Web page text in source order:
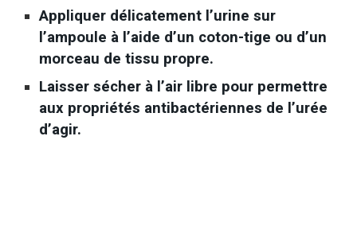
Appliquer délicatement l’urine sur
l’ampoule à l’aide d’un coton-tige ou d’un
morceau de tissu propre.
Laisser sécher à l’air libre pour permettre
aux propriétés antibactériennes de l’urée
d’agir.